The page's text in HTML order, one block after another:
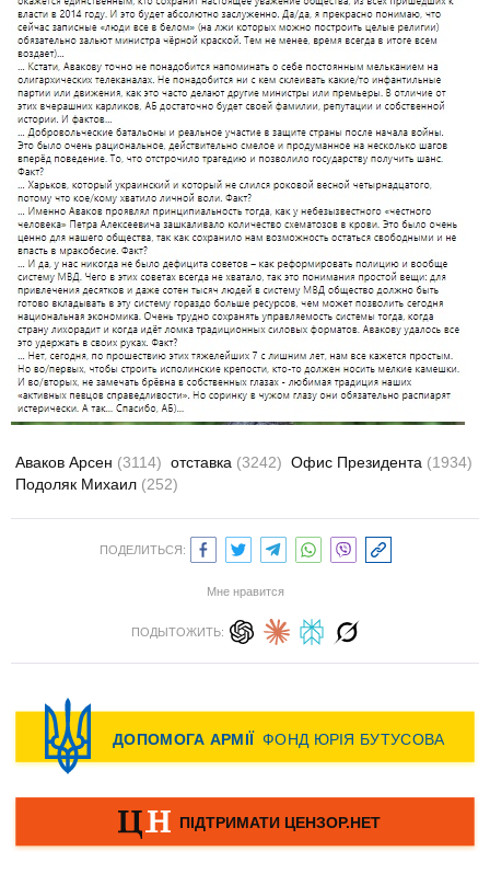
Аваков Арсен (3114) отставка (3242) Офис Президента (1934)
Подоляк Михаил (252)
ПОДЕЛИТЬСЯ:
Мне нравится
ПОДЫТОЖИТЬ: